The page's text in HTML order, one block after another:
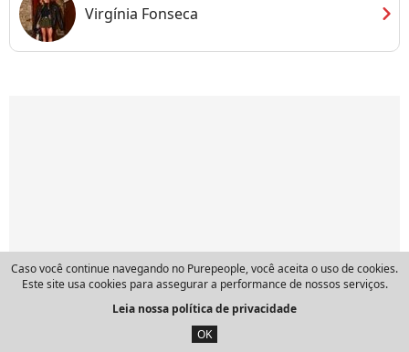
Virgínia Fonseca chevron_right
Caso você continue navegando no Purepeople, você aceita o uso de cookies.
Este site usa cookies para assegurar a performance de nossos serviços.
Leia nossa política de privacidade
OK